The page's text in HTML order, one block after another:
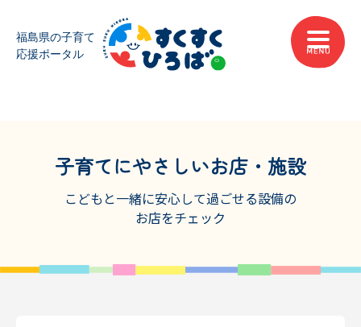
子育てにやさしいお店・施設
こどもと一緒に安心して過ごせる設備の
お店をチェック